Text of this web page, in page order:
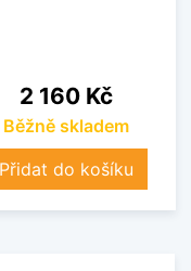
Cena
2 160 Kč
Běžně skladem
Přidat do košíku